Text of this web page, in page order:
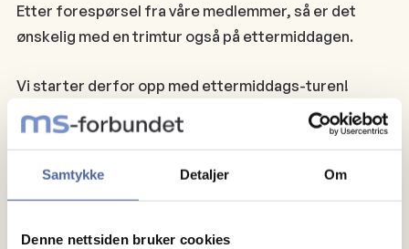
Samtykke Detaljer Om
Denne nettsiden bruker cookies
Etter forespørsel fra våre medlemmer, så er det
ønskelig med en trimtur også på ettermiddagen.
Vi starter derfor opp med ettermiddags-turen!
Vi møtes på parkeringsplassen på Prestmyra på Frei.
Vi går i vårt eget tempo langs Bolgvatnet.
Turen passer for alle, uansett funksjonsnivå.